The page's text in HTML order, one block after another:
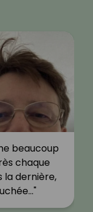
beaucoup
chaque
la dernière,